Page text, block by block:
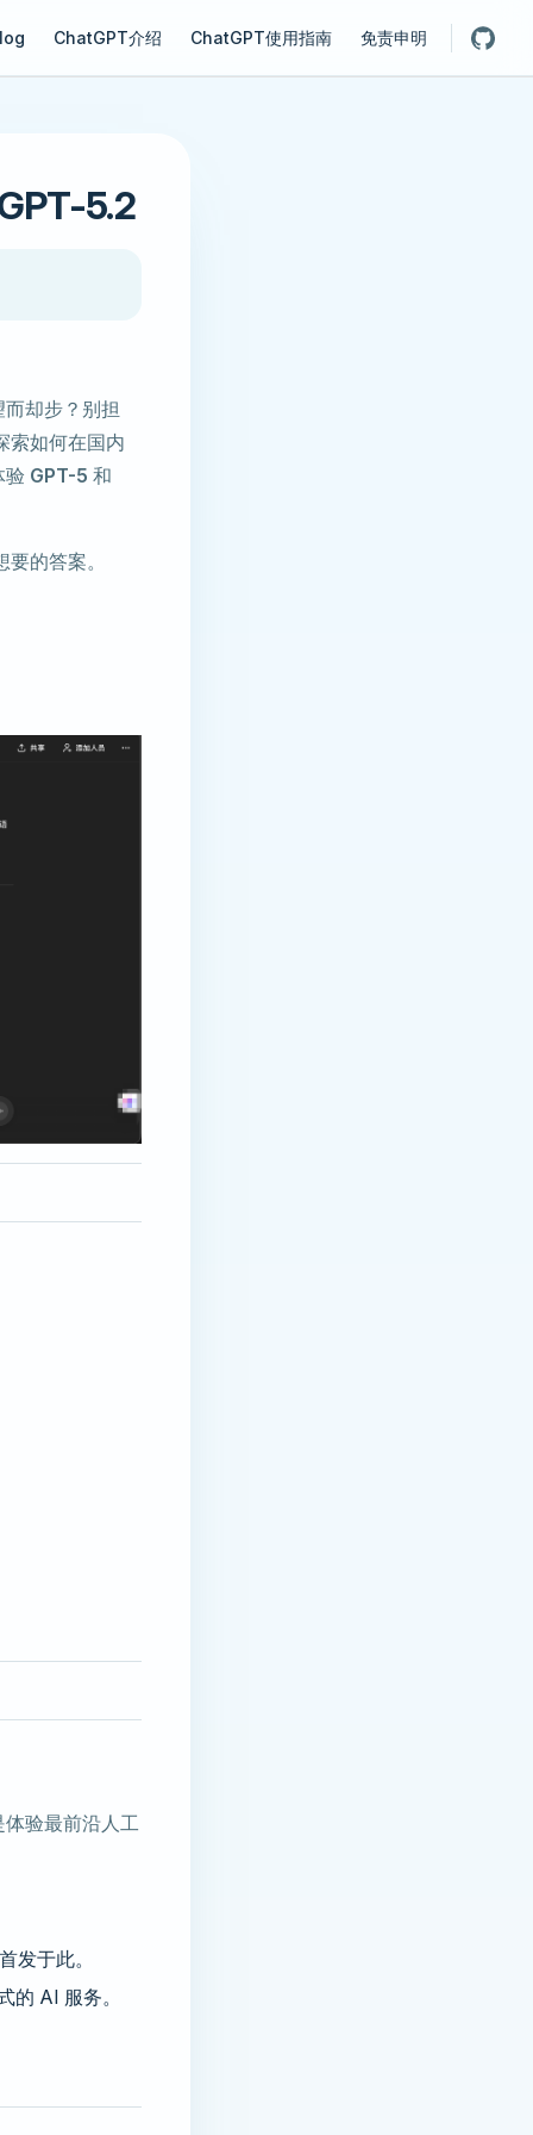
ChatGPT介绍 ChatGPT使用指南 免责申明
5.2
却步？别担
索如何在国内
验 GPT-5 和
的答案。
体验最前沿人工
发于此。
的 AI 服务。